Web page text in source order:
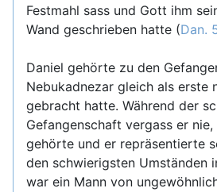
Festmahl sass und Gott ihm
Wand geschrieben hatte (Dan.
Daniel gehörte zu den
Nebukadnezar gleich als erste
gebracht hatte. Während der
Gefangenschaft vergass er
gehörte und er repräsentierte
den schwierigsten Umständen
war ein Mann von